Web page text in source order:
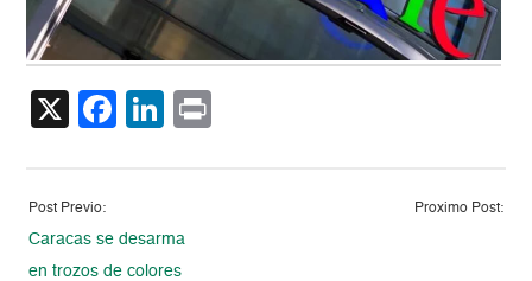
X Facebook
LinkedIn
Post Previo:
Caracas se desarma
en trozos de colores
Proximo Post: